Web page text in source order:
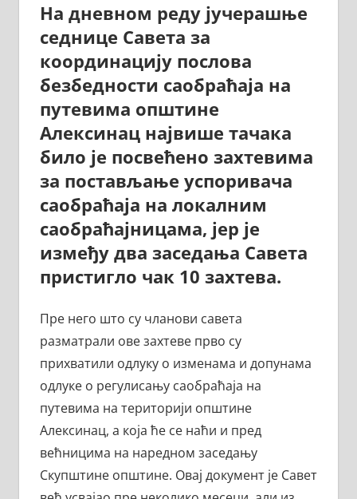
На дневном реду јучерашње
седнице Савета за
координацију послова
безбедности саобраћаја на
путевима општине
Алексинац највише тачака
било је посвећено захтевима
за постављање успоривача
саобраћаја на локалним
саобраћајницама, јер је
између два заседања Савета
пристигло чак 10 захтева.
Пре него што су чланови савета
разматрали ове захтеве прво су
прихватили одлуку о изменама и допунама
одлуке о регулисању саобраћаја на
путевима на територији општине
Алексинац, а која ће се наћи и пред
већницима на наредном заседању
Скупштине општине. Овај документ је Савет